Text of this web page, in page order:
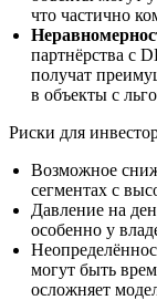
что частично
партнёрства с
получат
в объекты с
Риски для
Возможное
сегментах с
Давление на
особенно у
могут быть
осложняет